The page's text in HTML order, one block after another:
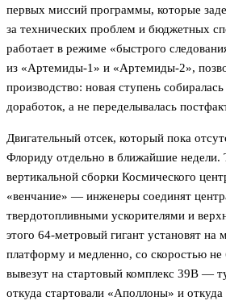
первых миссий программы, которые
за технических проблем и бюджетных
работает в режиме «быстрого
из «Артемиды-1» и «Артемиды-2»,
производство: новая ступень
доработок, а не переделывалась
Двигательный отсек, который пока
Флориду отдельно в ближайшие недели.
вертикальной сборки Космического
«венчание» — инженеры соединят
твердотопливными ускорителями и
этого 64-метровый гигант установят
платформу и медленно, со скоростью
вывезут на стартовый комплекс 39B —
откуда стартовали «Аполлоны» и